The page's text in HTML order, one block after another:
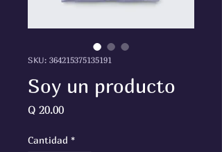
SKU: 364215375135191
Soy un producto
Q 20.00Precio
Cantidad *